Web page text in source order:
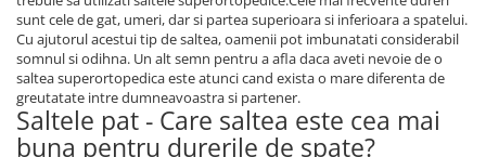
sunt cele de gat, umeri, dar si partea superioara si inferioara a spatelui.
Cu ajutorul acestui tip de saltea, oamenii pot imbunatati considerabil
somnul si odihna. Un alt semn pentru a afla daca aveti nevoie de o
saltea superortopedica este atunci cand exista o mare diferenta de
greutatate intre dumneavoastra si partener.
Saltele pat - Care saltea este cea mai
buna pentru durerile de spate?